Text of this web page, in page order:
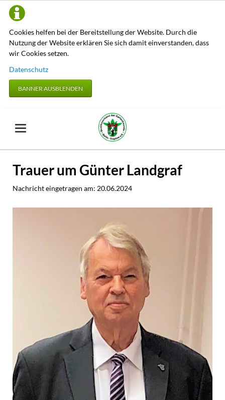
Cookies helfen bei der Bereitstellung der Website. Durch die
Nutzung der Website erklären Sie sich damit einverstanden, dass
wir Cookies setzen.
Datenschutz
BANNER AUSBLENDEN
Trauer um Günter Landgraf
Nachricht eingetragen am: 20.06.2024